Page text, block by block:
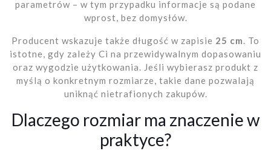
parametrów – w tym przypadku informacje są podane
wprost, bez domysłów.
Producent wskazuje także długość w zapisie 25 cm. To
istotne, gdy zależy Ci na przewidywalnym dopasowaniu
oraz wygodzie użytkowania. Jeśli wybierasz produkt z
myślą o konkretnym rozmiarze, takie dane pozwalają
uniknąć nietrafionych zakupów.
Dlaczego rozmiar ma znaczenie w
praktyce?